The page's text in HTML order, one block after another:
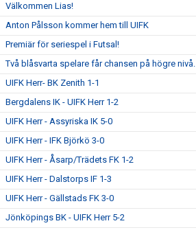
Välkommen Lias!
Anton Pålsson kommer hem till UIFK
Premiär för seriespel i Futsal!
Två blåsvarta spelare får chansen på högre nivå.
UIFK Herr- BK Zenith 1-1
Bergdalens IK - UIFK Herr 1-2
UIFK Herr - Assyriska IK 5-0
UIFK Herr - IFK Björkö 3-0
UIFK Herr - Åsarp/Trädets FK 1-2
UIFK Herr - Dalstorps IF 1-3
UIFK Herr - Gällstads FK 3-0
Jönköpings BK - UIFK Herr 5-2